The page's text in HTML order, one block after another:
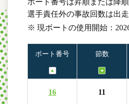
ボート番号は昇順または降
選手責任外の事故回数は出
※ 現ボートの使用開始：
ボート番号 節数
16 11